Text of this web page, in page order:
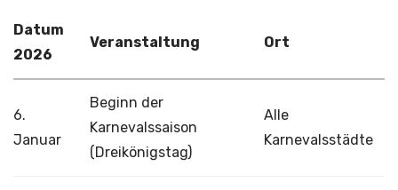
Datum
2026
Veranstaltung Ort
6.
Januar
Beginn der
Karnevalssaison
(Dreikönigstag)
Alle
Karnevalsstädte